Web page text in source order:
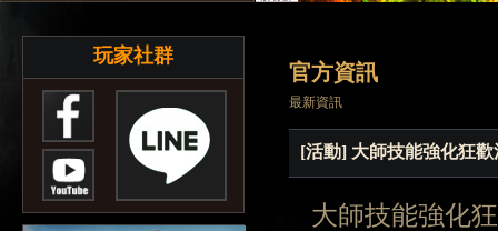
玩家社群
官方資訊
最新資訊
[活動] 大師技能強化狂
大師技能強化